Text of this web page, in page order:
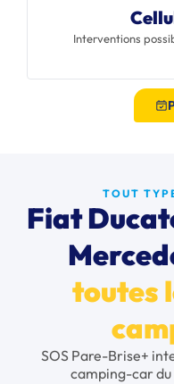
Interventions
TOUT
Fiat
toutes
SOS Pare-Brise+
camping-car du